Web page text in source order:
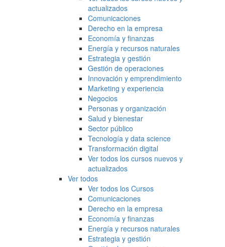
actualizados
Comunicaciones
Derecho en la empresa
Economía y finanzas
Energía y recursos naturales
Estrategia y gestión
Gestión de operaciones
Innovación y emprendimiento
Marketing y experiencia
Negocios
Personas y organización
Salud y bienestar
Sector público
Tecnología y data science
Transformación digital
Ver todos los cursos nuevos y
actualizados
Ver todos
Ver todos los Cursos
Comunicaciones
Derecho en la empresa
Economía y finanzas
Energía y recursos naturales
Estrategia y gestión